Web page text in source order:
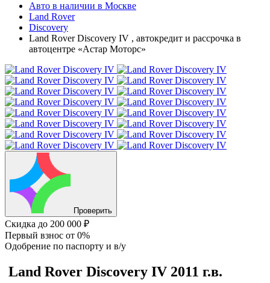
Авто в наличии в Москве
Land Rover
Discovery
Land Rover Discovery IV , автокредит и рассрочка в
автоцентре «Астар Моторс»
Проверить
Скидка до 200 000 ₽
Первый взнос от 0%
Одобрение по паспорту и в/у
Land Rover Discovery IV 2011 г.в.